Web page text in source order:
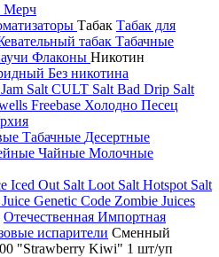
Мерч
Табак Табак для
табак Табачные
Флаконы Никотин
Без никотина
Salt CULT Salt Bad Drip Salt
Freebase Холодно Песец
Табачные Десертные
Чайные Молочные
Iced Out Salt Loot Salt Hotspot Salt
Genetic Code Zombie Juices
Отечественная Импортная
испарители Сменный
"Strawberry Kiwi" 1 шт/уп